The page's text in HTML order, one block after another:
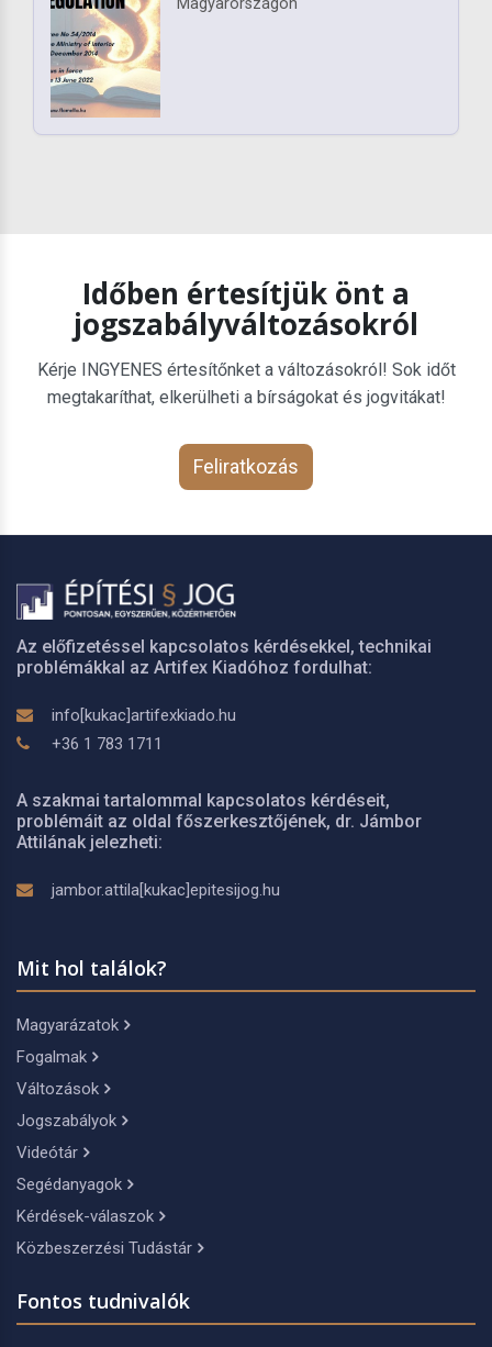
Magyarországon
Időben értesítjük önt a
jogszabályváltozásokról
Kérje INGYENES értesítőnket a változásokról! Sok időt
megtakaríthat, elkerülheti a bírságokat és jogvitákat!
Feliratkozás
Az előfizetéssel kapcsolatos kérdésekkel, technikai
problémákkal az Artifex Kiadóhoz fordulhat:
info[kukac]artifexkiado.hu
+36 1 783 1711
A szakmai tartalommal kapcsolatos kérdéseit,
problémáit az oldal főszerkesztőjének, dr. Jámbor
Attilának jelezheti:
jambor.attila[kukac]epitesijog.hu
Mit hol találok?
Magyarázatok
Fogalmak
Változások
Jogszabályok
Videótár
Segédanyagok
Kérdések-válaszok
Közbeszerzési Tudástár
Fontos tudnivalók